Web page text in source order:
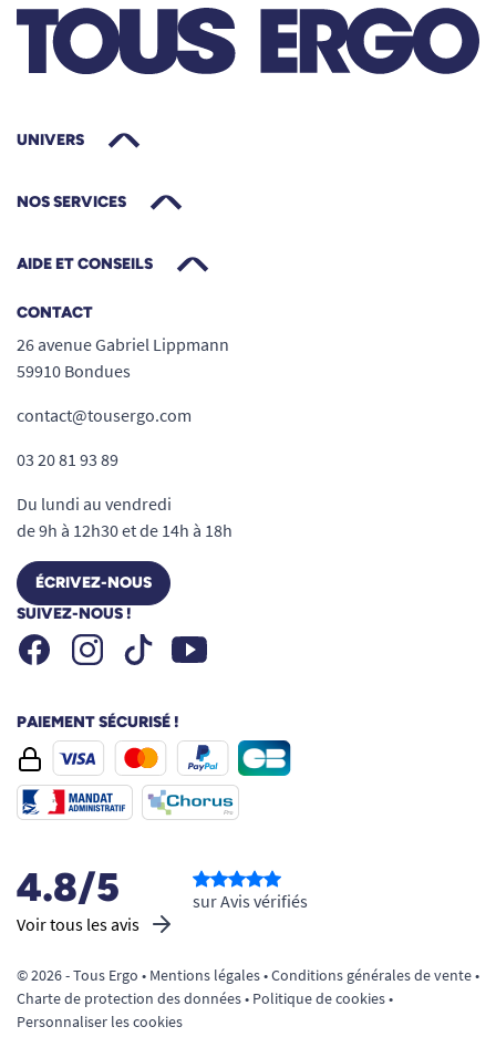
UNIVERS
NOS SERVICES
AIDE ET CONSEILS
CONTACT
26 avenue Gabriel Lippmann
59910 Bondues
contact@tousergo.com
03 20 81 93 89
Du lundi au vendredi
de 9h à 12h30 et de 14h à 18h
ÉCRIVEZ-NOUS
SUIVEZ-NOUS !
FacebookInstagramTiktok Youtube
PAIEMENT SÉCURISÉ !
4.8/5
Voir tous les avis
sur Avis vérifiés
© 2026 - Tous Ergo • Mentions légales•Conditions générales de vente•
Charte de protection des données• Politique de cookies•
Personnaliser les cookies